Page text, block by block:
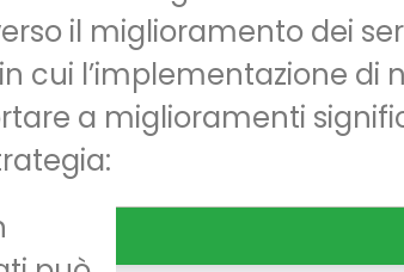
il miglioramento dei
cui l’implementazione di
a miglioramenti